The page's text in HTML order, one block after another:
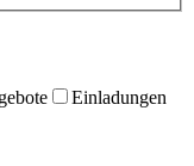
Einladungen